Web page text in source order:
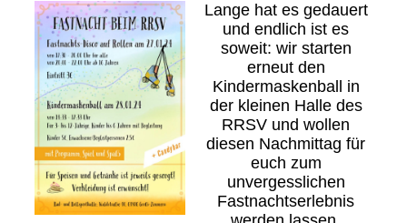
Lange hat es gedauert
und endlich ist es
soweit: wir starten
erneut den
Kindermaskenball in
der kleinen Halle des
RRSV und wollen
diesen Nachmittag für
euch zum
unvergesslichen
Fastnachtserlebnis